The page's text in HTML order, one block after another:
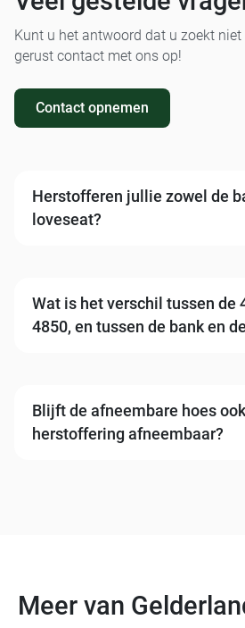
Kunt u het antwoord dat u zoekt niet
gerust contact met ons op!
Contact opnemen
Herstofferen jullie zowel de
loveseat?
u beide? Wij raden aan ze tegelijk
herstofferen voor een uniform
Wat is het verschil tussen de
4850, en tussen de bank en
dezelfde serie. Constructie en
identiek bij alle varianten.
Blijft de afneembare hoes
herstoffering afneembaar?
Meer van